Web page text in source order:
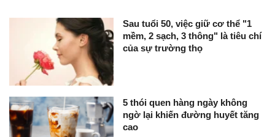
Sau tuổi 50, việc giữ cơ thể "1
mềm, 2 sạch, 3 thông" là tiêu chí
của sự trường thọ
5 thói quen hàng ngày không
ngờ lại khiến đường huyết tăng
cao